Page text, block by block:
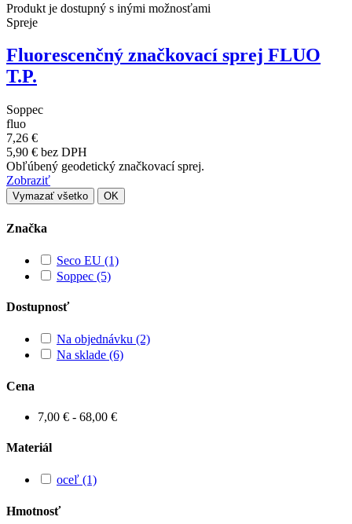
Produkt je dostupný s inými možnosťami
Spreje
Fluorescenčný značkovací sprej FLUO
T.P.
Soppec
fluo
7,26 €
5,90 € bez DPH
Obľúbený geodetický značkovací sprej.
Zobraziť
Vymazať všetko OK
Značka
Seco EU (1)
Soppec (5)
Dostupnosť
Na objednávku (2)
Na sklade (6)
Cena
7,00 € - 68,00 €
Materiál
oceľ (1)
Hmotnosť